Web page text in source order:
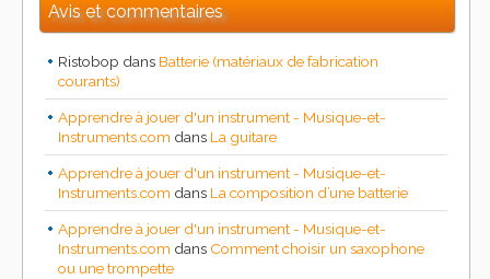
Avis et commentaires
Ristobop dans Batterie (matériaux de fabrication
courants)
Apprendre à jouer d'un instrument - Musique-et-
Instruments.com dans La guitare
Apprendre à jouer d'un instrument - Musique-et-
Instruments.com dans La composition d’une batterie
Apprendre à jouer d'un instrument - Musique-et-
Instruments.com dans Comment choisir un saxophone
ou une trompette